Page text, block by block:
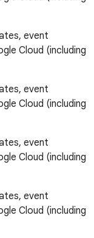
event
Cloud (including
event
Cloud (including
event
Cloud (including
event
Cloud (including